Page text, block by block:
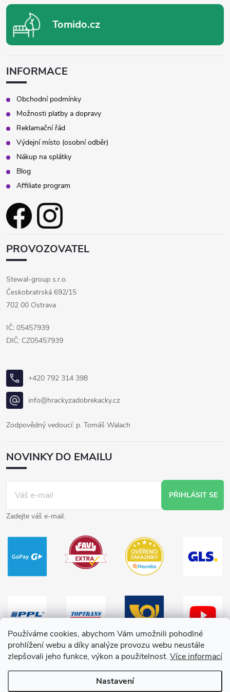
Používáme cookies, abychom Vám umožnili pohodlné
prohlížení webu a díky analýze provozu webu neustále
zlepšovali jeho funkce, výkon a použitelnost. Více informací
Nastavení
Tomido.cz
INFORMACE
Obchodní podmínky
Možnosti platby a dopravy
Reklamační řád
Výdejní místo (osobní odběr)
Nákup na splátky
Blog
Affiliate program
PROVOZOVATEL
Stewal-group s.r.o.
Českobratrská 692/15
702 00 Ostrava
IČ: 05457939
DIČ: CZ05457939
+420 792 314 398
info@hrackyzadobrekacky.cz
Zodpovědný vedoucí: p. Tomáš Walach
NOVINKY DO EMAILU
PŘIHLÁSIT SE
Zadejte váš e-mail.